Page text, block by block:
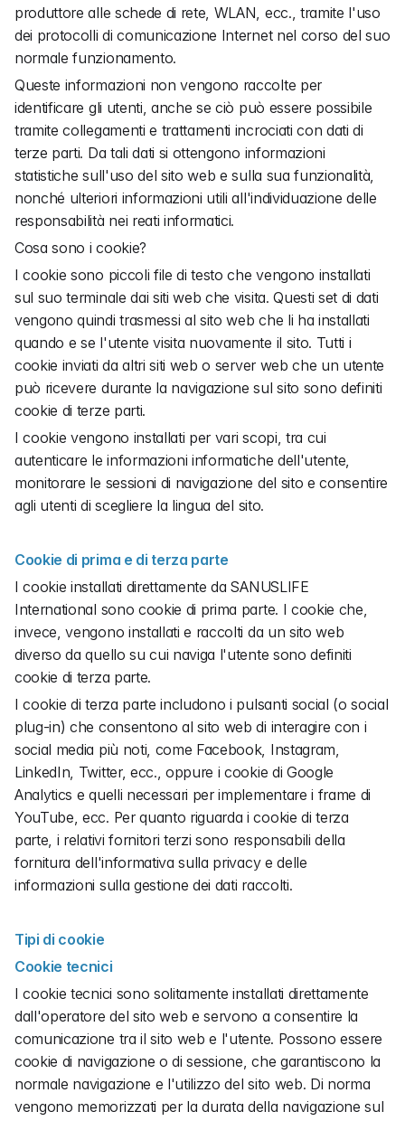
produttore alle schede di rete, WLAN, ecc., tramite l'uso
dei protocolli di comunicazione Internet nel corso del suo
normale funzionamento.
Queste informazioni non vengono raccolte per
identificare gli utenti, anche se ciò può essere possibile
tramite collegamenti e trattamenti incrociati con dati di
terze parti. Da tali dati si ottengono informazioni
statistiche sull'uso del sito web e sulla sua funzionalità,
nonché ulteriori informazioni utili all'individuazione delle
responsabilità nei reati informatici.
Cosa sono i cookie?
I cookie sono piccoli file di testo che vengono installati
sul suo terminale dai siti web che visita. Questi set di dati
vengono quindi trasmessi al sito web che li ha installati
quando e se l'utente visita nuovamente il sito. Tutti i
cookie inviati da altri siti web o server web che un utente
può ricevere durante la navigazione sul sito sono definiti
cookie di terze parti.
I cookie vengono installati per vari scopi, tra cui
autenticare le informazioni informatiche dell'utente,
monitorare le sessioni di navigazione del sito e consentire
agli utenti di scegliere la lingua del sito.
Cookie di prima e di terza parte
I cookie installati direttamente da SANUSLIFE
International sono cookie di prima parte. I cookie che,
invece, vengono installati e raccolti da un sito web
diverso da quello su cui naviga l'utente sono definiti
cookie di terza parte.
I cookie di terza parte includono i pulsanti social (o social
plug-in) che consentono al sito web di interagire con i
social media più noti, come Facebook, Instagram,
LinkedIn, Twitter, ecc., oppure i cookie di Google
Analytics e quelli necessari per implementare i frame di
YouTube, ecc. Per quanto riguarda i cookie di terza
parte, i relativi fornitori terzi sono responsabili della
fornitura dell'informativa sulla privacy e delle
informazioni sulla gestione dei dati raccolti.
Tipi di cookie
Cookie tecnici
I cookie tecnici sono solitamente installati direttamente
dall'operatore del sito web e servono a consentire la
comunicazione tra il sito web e l'utente. Possono essere
cookie di navigazione o di sessione, che garantiscono la
normale navigazione e l'utilizzo del sito web. Di norma
vengono memorizzati per la durata della navigazione sul